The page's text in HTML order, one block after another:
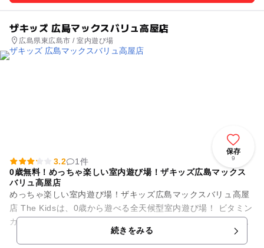
ザキッズ 広島マックスバリュ高屋店
広島県東広島市 / 室内遊び場
保存
9
3.2
1件
0歳無料！めっちゃ楽しい室内遊び場！ザキッズ広島マックス
バリュ高屋店
めっちゃ楽しい室内遊び場！ザキッズ広島マックスバリュ高屋
店 The Kidsは、0歳から遊べる全天候型室内遊び場！ ビタミン
カラーで彩られた施設内には、幼児から小学生の子供がワクワ
続きをみる